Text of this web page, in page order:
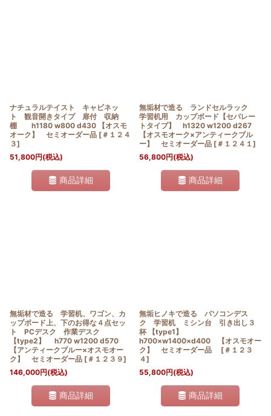
ナチュラルテイスト キャビネッ
ト 観音開きタイプ 扉付 収納
棚 h1180 w800 d430 【オスモ
オーク】 セミオーダー品 [ ＃１２４
３]
51,800円(税込)
商品詳細
無垢材で造る ランドセルラック
学習机用 カップボード【セパレー
トタイプ】 h1320 w1200 d267
【オスモオーク×アンティークブル
ー】 セミオーダー品 [ ＃１２４１]
56,800円(税込)
商品詳細
無垢材で造る 学習机、ワゴン、カ
ップボード上、下のお得な４点セッ
ト PCデスク 作業デスク
【type2】 h770 w1200 d570
【アンティークブルー×オスモオー
ク】 セミオーダー品 [ ＃１２３９]
146,000円(税込)
商品詳細
無垢ヒノキで造る パソコンデス
ク 学習机 ミシン台 引き出し３
杯 【type1】
h700×w1400×d400 【オスモオー
ク】 セミオーダー品
[ ＃１２３
４]
55,800円(税込)
商品詳細